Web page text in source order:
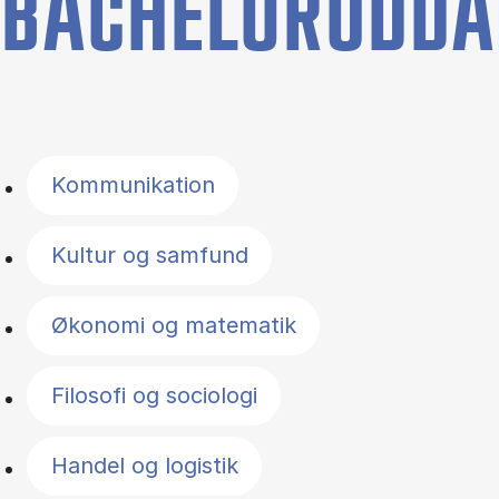
Kommunikation
Kultur og samfund
Økonomi og matematik
Filosofi og sociologi
Handel og logistik